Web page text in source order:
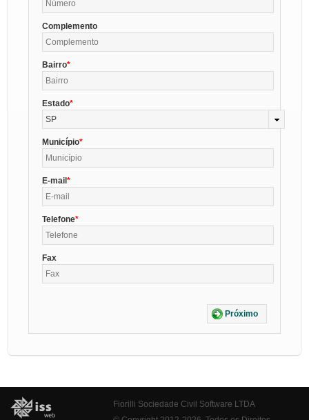
Complemento
Bairro
Estado
SP
Município
E-mail
Telefone
Fax
Próximo
Fiorilli Sociedade Civil Software LTDA